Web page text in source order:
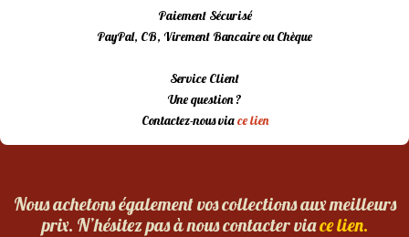
Paiement Sécurisé
PayPal, CB, Virement Bancaire ou Chèque
Service Client
Une question ?
Contactez-nous viace lien
Nous achetons également vos collections aux meilleurs
prix. N’hésitez pas à nous contacter viace lien.